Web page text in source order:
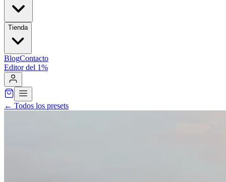
Tienda
BlogContacto
Editor del 1%
← Todos los presets